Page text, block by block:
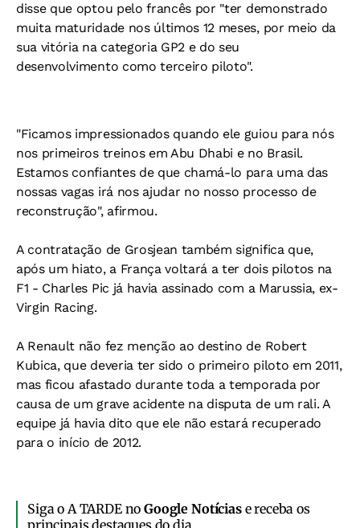
disse que optou pelo francês por "ter demonstrado
muita maturidade nos últimos 12 meses, por meio da
sua vitória na categoria GP2 e do seu
desenvolvimento como terceiro piloto".
"Ficamos impressionados quando ele guiou para nós
nos primeiros treinos em Abu Dhabi e no Brasil.
Estamos confiantes de que chamá-lo para uma das
nossas vagas irá nos ajudar no nosso processo de
reconstrução", afirmou.
A contratação de Grosjean também significa que,
após um hiato, a França voltará a ter dois pilotos na
F1 - Charles Pic já havia assinado com a Marussia, ex-
Virgin Racing.
A Renault não fez menção ao destino de Robert
Kubica, que deveria ter sido o primeiro piloto em 2011,
mas ficou afastado durante toda a temporada por
causa de um grave acidente na disputa de um rali. A
equipe já havia dito que ele não estará recuperado
para o início de 2012.
Siga o A TARDE noGoogle Notíciase receba os
principais destaques do dia.